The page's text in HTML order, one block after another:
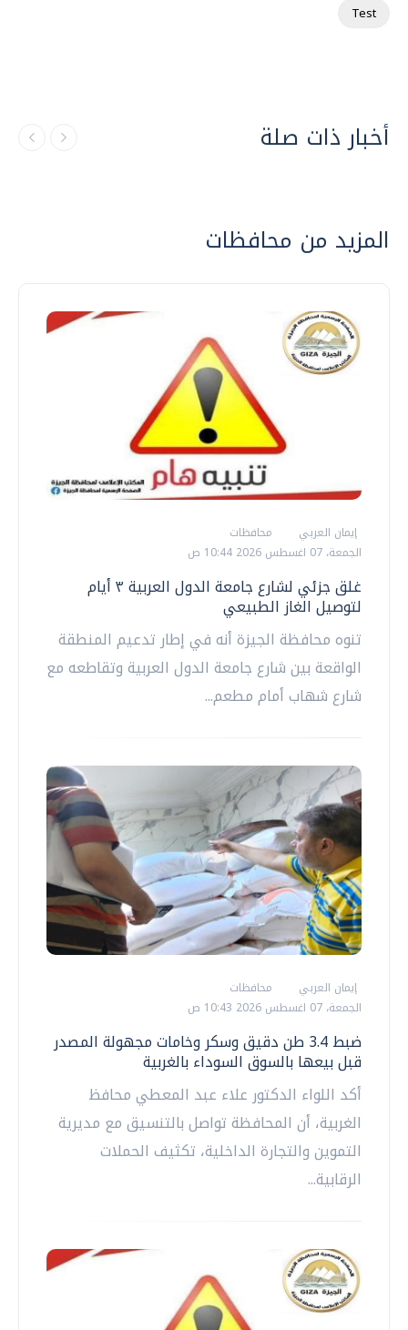
Test
أخبار ذات صلة
المزيد من محافظات
إيمان العربي
محافظات
الجمعة، 07 اغسطس 2026 10:44 ص
غلق جزئي لشارع جامعة الدول العربية ٣ أيام
لتوصيل الغاز الطبيعي
تنوه محافظة الجيزة أنه في إطار تدعيم المنطقة
الواقعة بين شارع جامعة الدول العربية وتقاطعه مع
شارع شهاب أمام مطعم...
إيمان العربي
محافظات
الجمعة، 07 اغسطس 2026 10:43 ص
ضبط 3.4 طن دقيق وسكر وخامات مجهولة المصدر
قبل بيعها بالسوق السوداء بالغربية
أكد اللواء الدكتور علاء عبد المعطي محافظ
الغربية، أن المحافظة تواصل بالتنسيق مع مديرية
التموين والتجارة الداخلية، تكثيف الحملات
الرقابية...